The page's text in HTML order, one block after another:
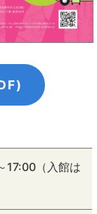
17:00（入館は